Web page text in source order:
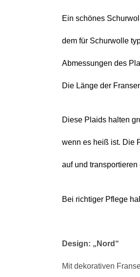
Ein schönes
dem für Schurwolle
Abmessungen des
Die Länge der
Diese Plaids halten
wenn es heiß ist. Die
auf und
Bei richtiger Pflege
Design: „Nord“
Mit dekorativen